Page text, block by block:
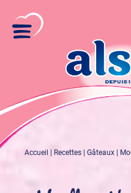
Accueil Recettes Gâteaux